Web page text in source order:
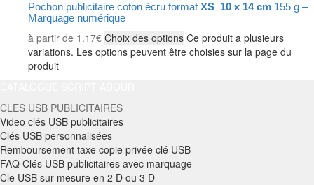
Pochon publicitaire coton écru format XS 10 x 14 cm 155 g –
Marquage numérique
à partir de 1.17€ Choix des options Ce produit a plusieurs
variations. Les options peuvent être choisies sur la page du
produit
CLES USB PUBLICITAIRES
Video clés USB publicitaires
Clés USB personnalisées
Remboursement taxe copie privée clé USB
FAQ Clés USB publicitaires avec marquage
Cle USB sur mesure en 2 D ou 3 D